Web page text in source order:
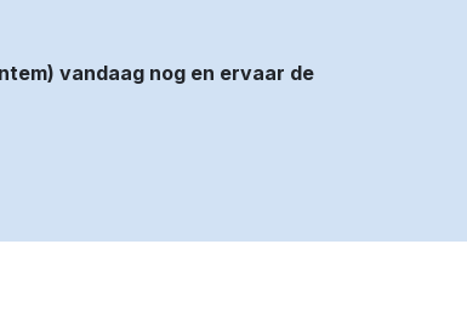
vandaag nog en ervaar de